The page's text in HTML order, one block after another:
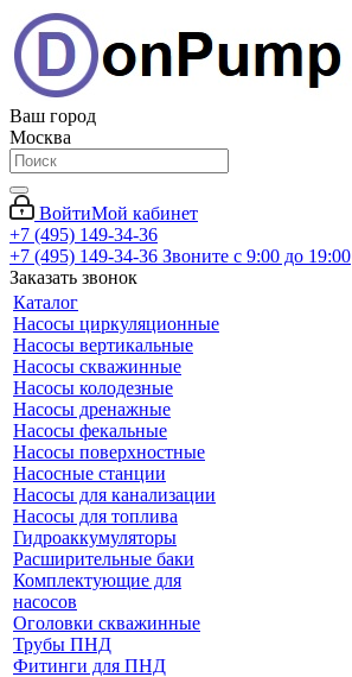
Ваш город
Москва
ВойтиМой кабинет
+7 (495) 149-34-36
+7 (495) 149-34-36 Звоните с 9:00 до 19:00
Заказать звонок
Каталог
Насосы циркуляционные
Насосы вертикальные
Насосы скважинные
Насосы колодезные
Насосы дренажные
Насосы фекальные
Насосы поверхностные
Насосные станции
Насосы для канализации
Насосы для топлива
Гидроаккумуляторы
Расширительные баки
Комплектующие для
насосов
Оголовки скважинные
Трубы ПНД
Фитинги для ПНД